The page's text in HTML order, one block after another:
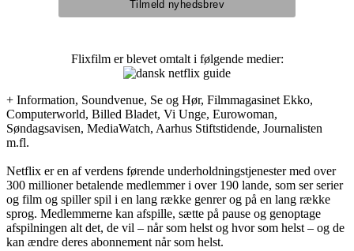
Flixfilm er blevet omtalt i følgende medier:
+ Information, Soundvenue, Se og Hør, Filmmagasinet Ekko,
Computerworld, Billed Bladet, Vi Unge, Eurowoman,
Søndagsavisen, MediaWatch, Aarhus Stiftstidende, Journalisten
m.fl.
Netflix er en af verdens førende underholdningstjenester med over
300 millioner betalende medlemmer i over 190 lande, som ser serier
og film og spiller spil i en lang række genrer og på en lang række
sprog. Medlemmerne kan afspille, sætte på pause og genoptage
afspilningen alt det, de vil – når som helst og hvor som helst – og de
kan ændre deres abonnement når som helst.